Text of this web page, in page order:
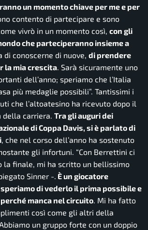
un momento chiave per me e per
contento di partecipare e sono
vivrò in un momento così, con gli
che parteciperanno insieme a
di conoscerne di nuove, di prendere
la mia crescita. Sarà sicuramente uno
dell’anno; speriamo che l’Italia
più medaglie possibili”. Tantissimi i
che l’altoatesino ha ricevuto dopo il
della carriera. Tra gli auguri dei
di Coppa Davis, si è parlato di
, che nel corso dell’anno ha sostenuto
gli infortuni. “Con Berrettini ci
la finale, mi ha scritto un bellissimo
Sinner -. È un giocatore
di vederlo il prima possibile e
manca nel circuito. Mi ha fatto
così come gli altri della
un gruppo forte con un doppio